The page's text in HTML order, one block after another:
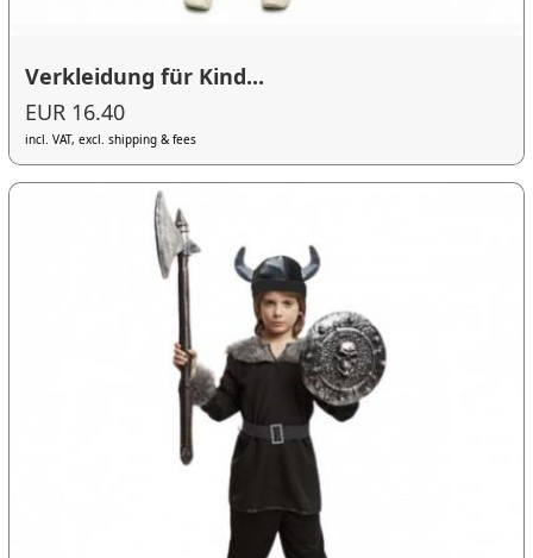
Verkleidung für Kind...
EUR 16.40
incl. VAT, excl. shipping & fees